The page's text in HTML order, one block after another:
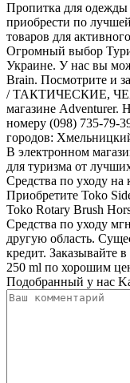
Пропитка для одежды
приобрести по
товаров для
Огромный выбор
Украине. У нас вы
Brain. Посмотрите
/ ТАКТИЧЕСКИЕ,
магазине Adventurer.
номеру (098) 735-79-
городов:
В электронном
для туризма от
Средства по уходу на
Приобретите Toko
Toko Rotary Brush
Средства по уходу
другую область.
кредит. Заказывайте
250 ml по хорошим
Подобранный у нас